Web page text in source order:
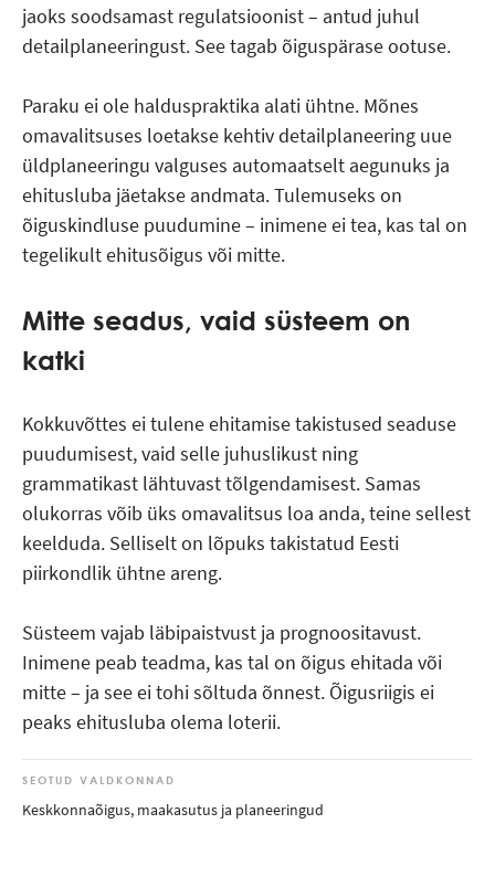
jaoks soodsamast regulatsioonist – antud juhul
detailplaneeringust. See tagab õiguspärase ootuse.
Paraku ei ole halduspraktika alati ühtne. Mõnes
omavalitsuses loetakse kehtiv detailplaneering uue
üldplaneeringu valguses automaatselt aegunuks ja
ehitusluba jäetakse andmata. Tulemuseks on
õiguskindluse puudumine – inimene ei tea, kas tal on
tegelikult ehitusõigus või mitte.
Mitte seadus, vaid süsteem on
katki
Kokkuvõttes ei tulene ehitamise takistused seaduse
puudumisest, vaid selle juhuslikust ning
grammatikast lähtuvast tõlgendamisest. Samas
olukorras võib üks omavalitsus loa anda, teine sellest
keelduda. Selliselt on lõpuks takistatud Eesti
piirkondlik ühtne areng.
Süsteem vajab läbipaistvust ja prognoositavust.
Inimene peab teadma, kas tal on õigus ehitada või
mitte – ja see ei tohi sõltuda õnnest. Õigusriigis ei
peaks ehitusluba olema loterii.
SEOTUD VALDKONNAD
Keskkonnaõigus, maakasutus ja planeeringud